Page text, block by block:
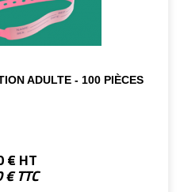
ADULTE - 100 PIÈCES
€ HT
TTC